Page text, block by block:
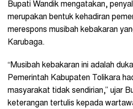
Bupati Wandik mengatakan,
merupakan bentuk kehadiran
merespons musibah kebakaran
Karubaga.
“Musibah kebakaran ini adalah
Pemerintah Kabupaten Tolikara
masyarakat tidak sendirian,” ujar
keterangan tertulis kepada